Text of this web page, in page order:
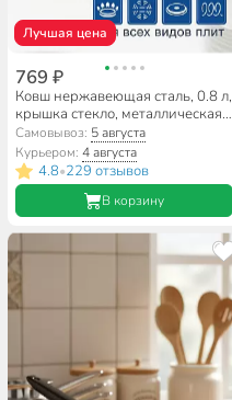
Лучшая цена
769 ₽
Ковш нержавеющая сталь, 0.8 л,
крышка стекло, металлическая
ручка, индукция, Daniks, GS-
01311-12SP/SD-512S
Самовывоз: 5 августа
Курьером:4 августа
4.8•229 отзывов
В корзину